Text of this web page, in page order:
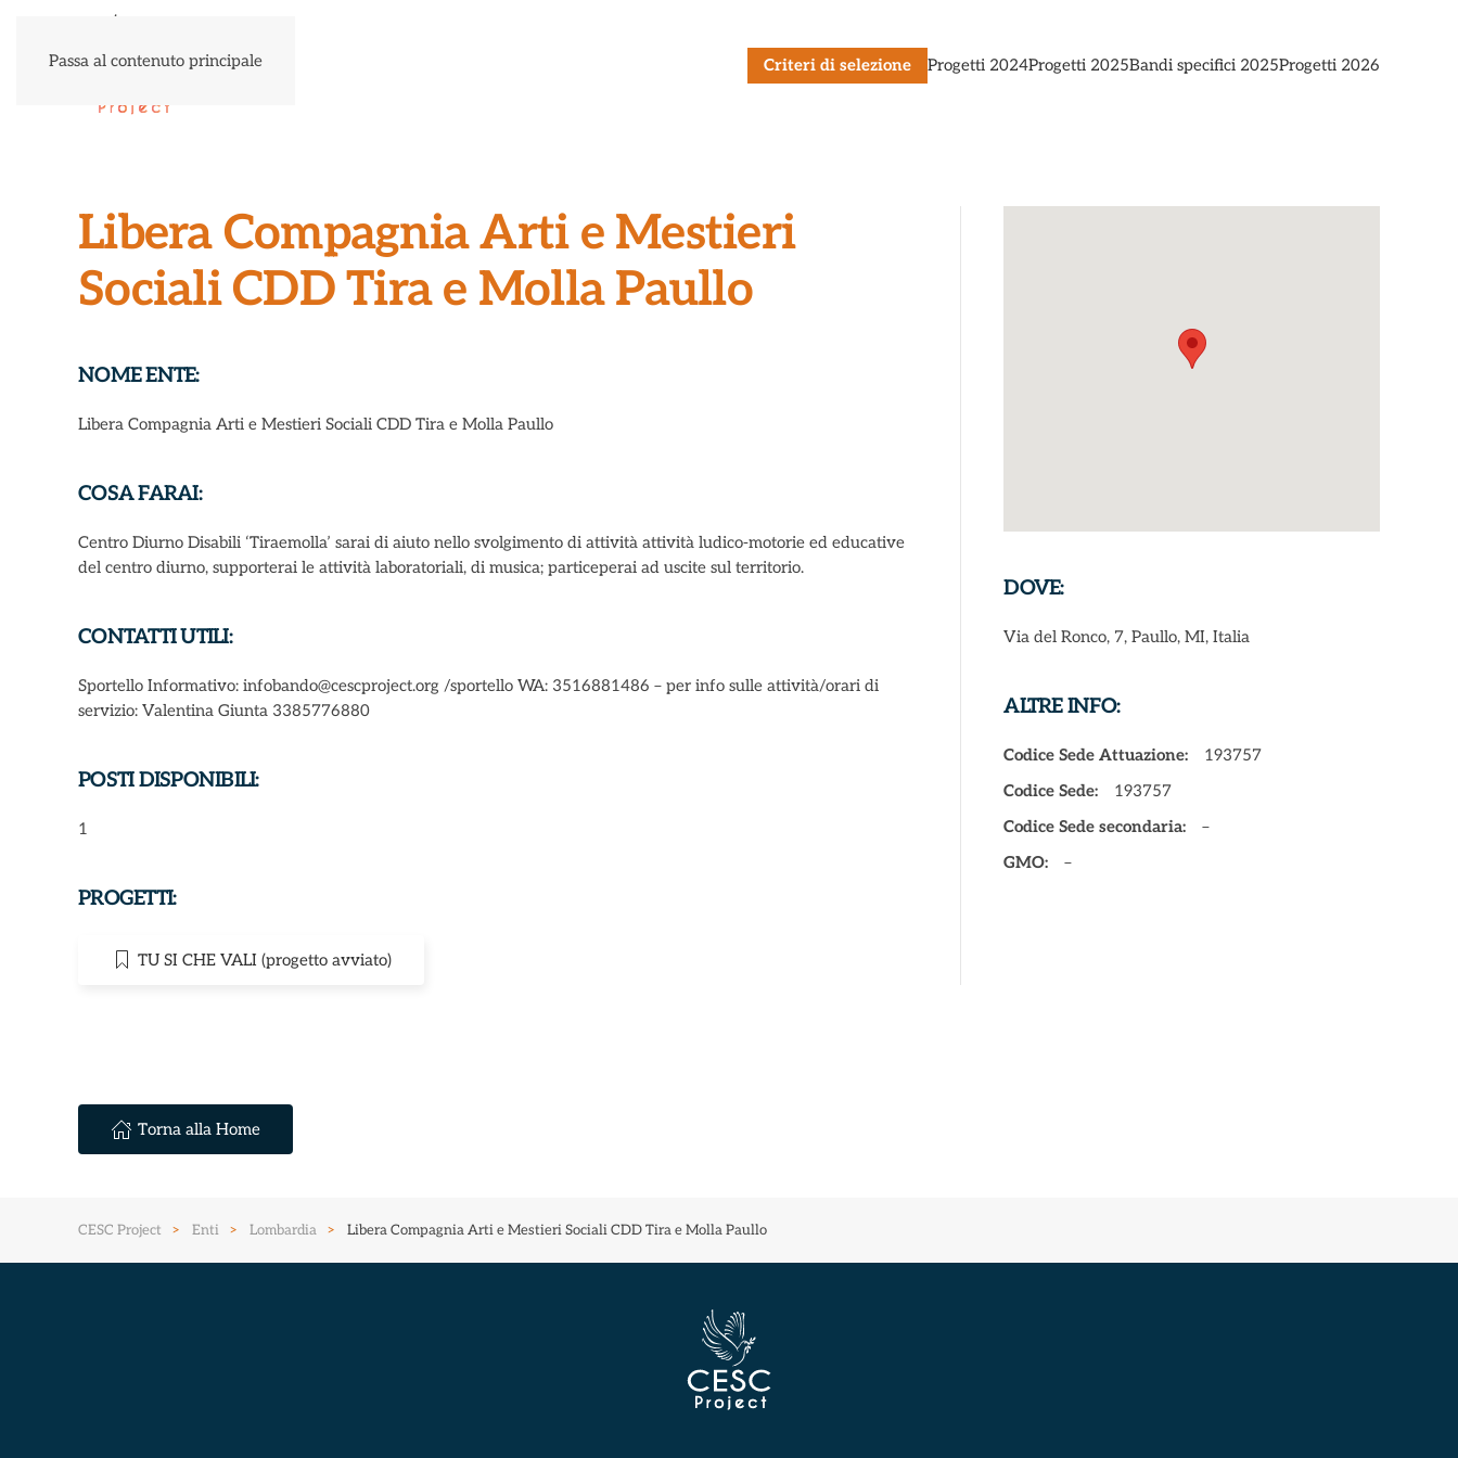
Passa al contenuto principale Criteri di selezione Progetti 2024Progetti 2025Bandi specifici 2025Progetti 2026
Libera Compagnia Arti e Mestieri
Sociali CDD Tira e Molla Paullo
NOME ENTE:
Libera Compagnia Arti e Mestieri Sociali CDD Tira e Molla Paullo
COSA FARAI:
Centro Diurno Disabili ‘Tiraemolla’ sarai di aiuto nello svolgimento di attività attività ludico-motorie ed educative
del centro diurno, supporterai le attività laboratoriali, di musica; particeperai ad uscite sul territorio.
CONTATTI UTILI:
Sportello Informativo: infobando@cescproject.org /sportello WA: 3516881486 – per info sulle attività/orari di
servizio: Valentina Giunta 3385776880
POSTI DISPONIBILI:
1
PROGETTI:
TU SI CHE VALI (progetto avviato)
DOVE:
Via del Ronco, 7, Paullo, MI, Italia
ALTRE INFO:
Codice Sede Attuazione:
193757
Codice Sede:
193757
Codice Sede secondaria:
–
GMO:
–
Torna alla Home
CESC Project Enti Lombardia Libera Compagnia Arti e Mestieri Sociali CDD Tira e Molla Paullo